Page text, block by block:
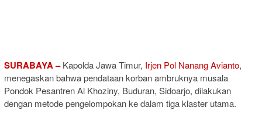
SURABAYA –Kapolda Jawa Timur, Irjen Pol Nanang Avianto,
menegaskan bahwa pendataan korban ambruknya musala
Pondok Pesantren Al Khoziny, Buduran, Sidoarjo, dilakukan
dengan metode pengelompokan ke dalam tiga klaster utama.